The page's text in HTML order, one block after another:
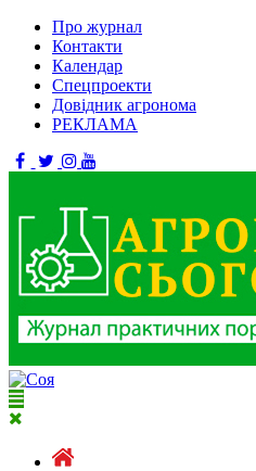
Про журнал
Контакти
Календар
Спецпроекти
Довідник агронома
РЕКЛАМА